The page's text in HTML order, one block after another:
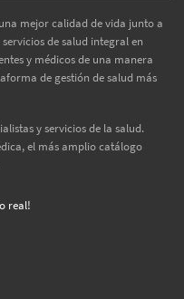
mejor calidad de vida junto a
de salud integral en
y médicos de una manera
de gestión de salud más
y servicios de la salud.
el más amplio catálogo
real!